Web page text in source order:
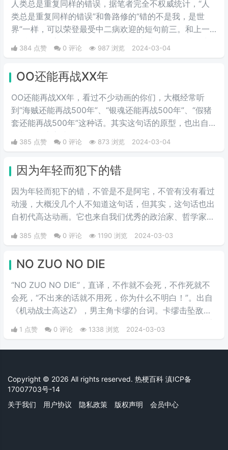
人类总是重复同样的错误，据笔者完全不权威统计，“人
类总是重复同样的错误”和鲁路修的“错的不是我，是世
界”一样，可以荣登最受中二病欢迎的短句前三。和上一
句话一样，它同样出自《机动战士Z高达》。在乞力马扎
罗一战中，凤·村雨为了保护主角卡缪被捷利德·梅萨杀
亚被自己杀死的拉拉，说出了这句话。
384 点赞 0 评论 987 浏览 2024-03-04
OO还能再战XX年
OO还能再战XX年，看过不少动画的你们，大概经常听
到“海贼还能再战500年”、“银魂还能再战500年”、“假猪
套还能再战500年”这种话。其实这句话的原型，也出自
《机动战士高达0079》。
385 点赞 0 评论 873 浏览 2024-03-04
因为年轻而犯下的错
因为年轻而犯下的错，不管是不是阿宅，不管有没有看过
动漫，大概没几个人不知道这句话，但其实，这句话也出
自初代高达动画。它也来自我们优秀的政治家、哲学家夏
385 点赞 0 评论 1190 浏览 2024-03-03
NO ZUO NO DIE
“NO ZUO NO DIE”，直译，不作就不会死，不作死就不
会死，“不出来的话就不用死，你为什么不明白！”。出自
《机动战士高达Z》，男主角卡缪的台词。卡缪击坠敌机
后冒出的台词，经过网络文化的洗礼，就引申出了后来流
行的“NO ZUO NO DIE”。现在意为没事找事，结果倒
霉，广泛流行于各大社区、论坛甚至主流媒体，被编入美
1 点赞 0 评论 1338 浏览 2024-03-03
Copyright © 2026 All rights reserved. 热梗百科 滇ICP备
17007703号-14
关于我们
用户协议 隐私政策 版权声明 会员中心